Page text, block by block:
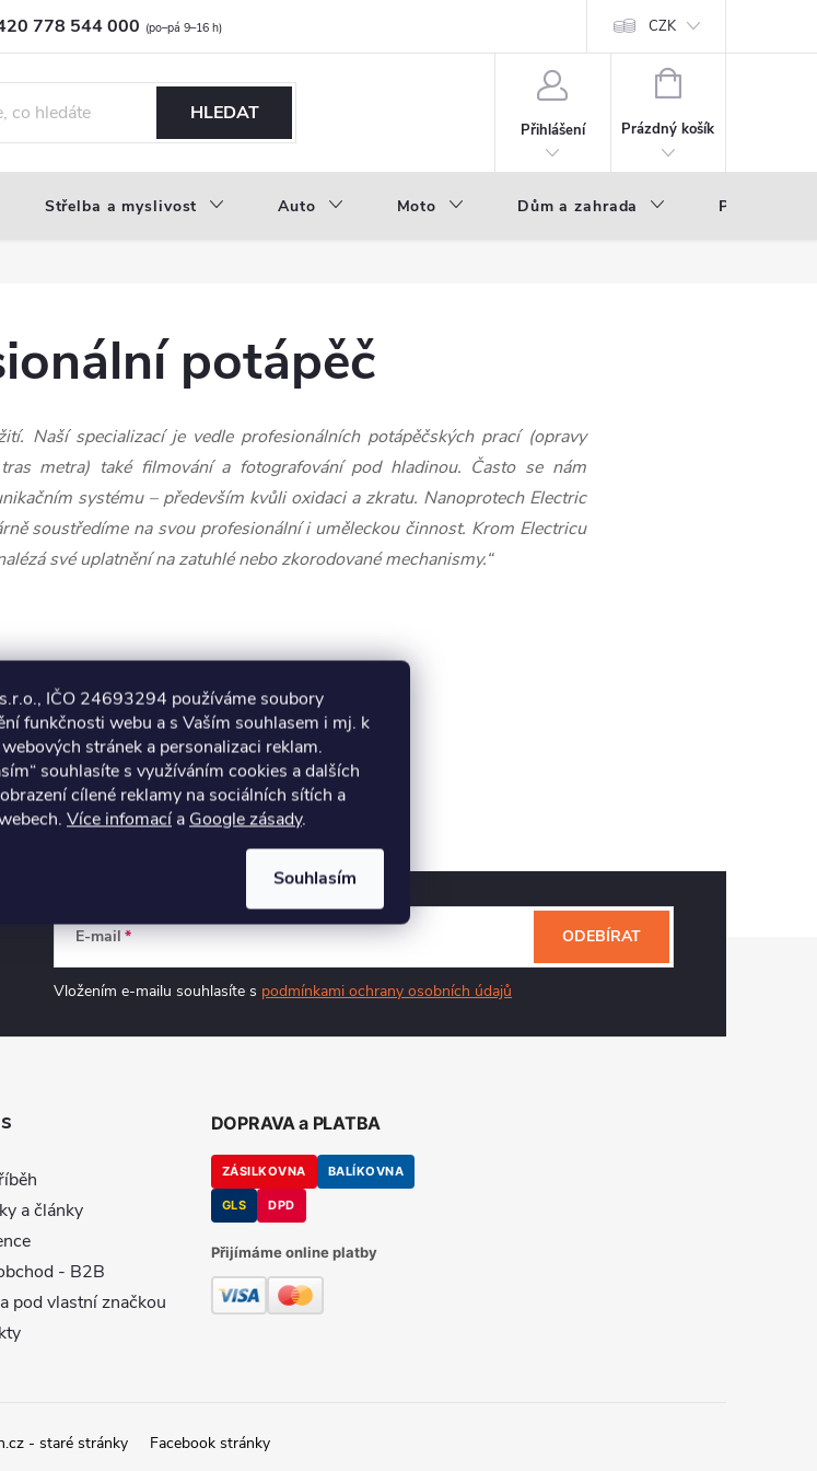
IČO 24693294 používáme soubory
funkčnosti webu a s Vaším souhlasem i mj. k
stránek a personalizaci reklam.
souhlasíte s využíváním cookies a dalších
cílené reklamy na sociálních sítích a
Více infomací aGoogle zásady.
Souhlasím
778 544 000
info@inproducts.cz
příběh Průvodce materiály CZK
HLEDAT
Přihlášení
NÁKUPNÍ
Prázdný košík
Střelba a myslivost Auto Moto Dům a zahrada
potápěč
Naší specializací je vedle profesionálních potápěčských prací (opravy
metra) také filmování a fotografování pod hladinou. Často se nám
systému – především kvůli oxidaci a zkratu. Nanoprotech Electric
soustředíme na svou profesionální i uměleckou činnost. Krom Electricu
své uplatnění na zatuhlé nebo zkorodované mechanismy.“
ČLÁNEK DALŠÍ ČLÁNEK
E-mail
Vložením e-mailu souhlasíte s podmínkami ochrany osobních údajů
ODEBÍRAT
a články
- B2B
pod vlastní značkou
DOPRAVA a PLATBA
ZÁSILKOVNA BALÍKOVNA
GLS DPD
Přijímáme online platby
- staré stránky Facebook stránky